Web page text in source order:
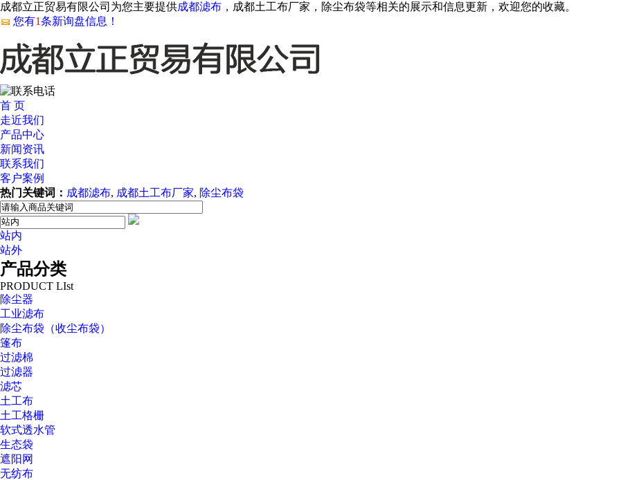
成都立正贸易有限公司为您主要提供成都滤布 ，成都土工布厂家，除尘布袋等相关的展示和信息更新，欢迎您的收藏。
您有1条新询盘信息！
首 页
走近我们
产品中心
新闻资讯
联系我们
客户案例
热门关键词： 成都滤布, 成都土工布厂家, 除尘布袋
站内
站外
产品分类
PRODUCT LIst
除尘器
工业滤布
除尘布袋（收尘布袋）
篷布
过滤棉
过滤器
滤芯
土工布
土工格栅
软式透水管
生态袋
遮阳网
无纺布